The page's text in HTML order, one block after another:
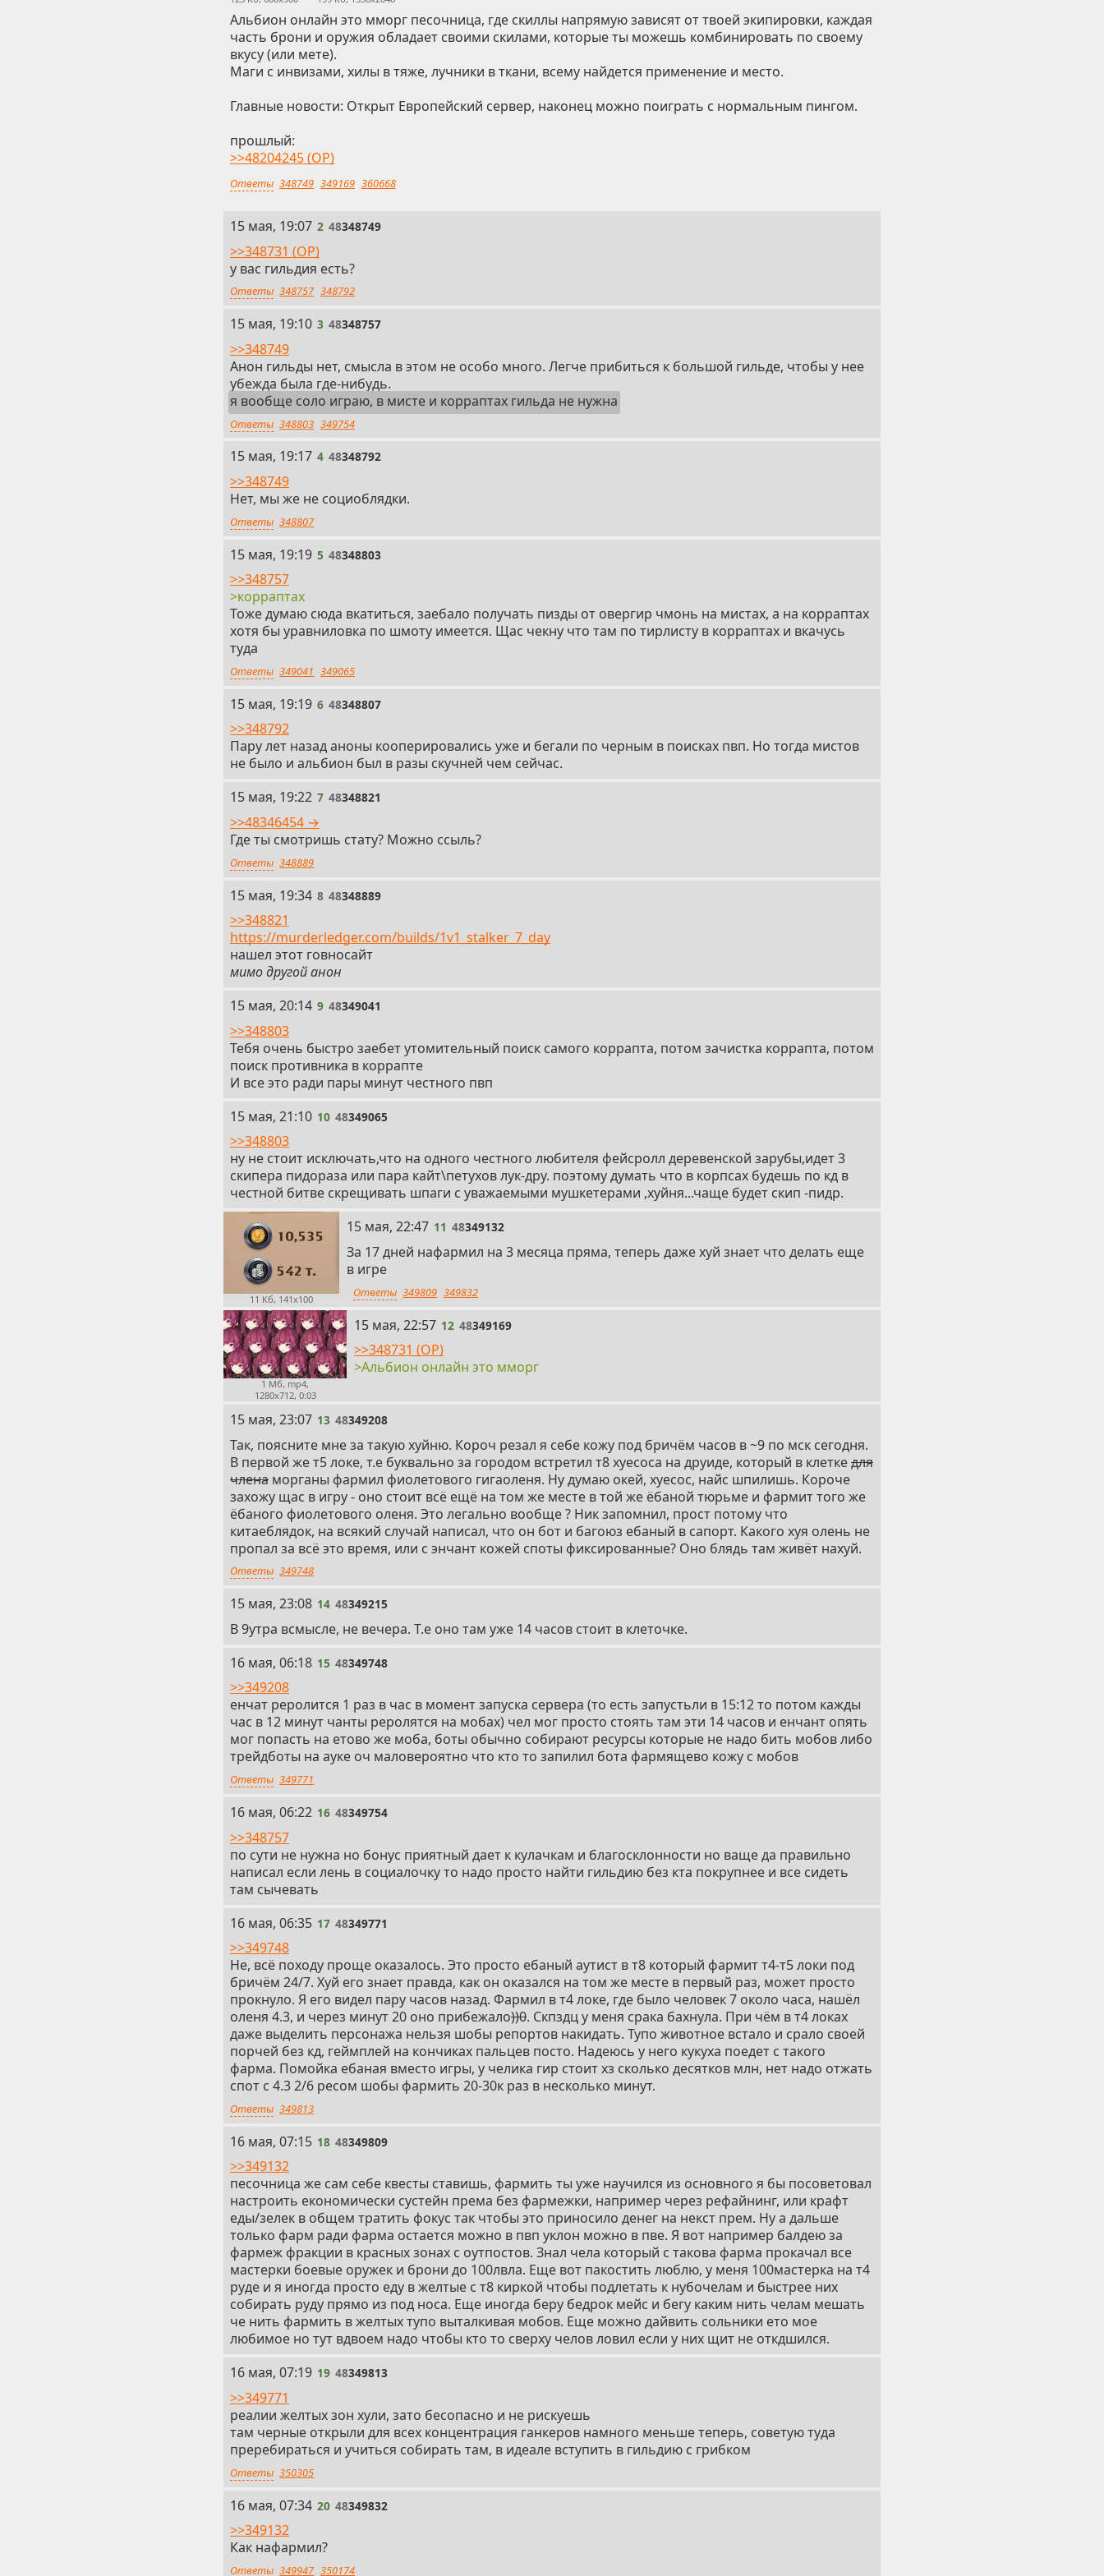
Альбион онлайн это мморг песочница, где скиллы напрямую зависят от твоей экипировки, каждая
часть брони и оружия обладает своими скилами, которые ты можешь комбинировать по своему
вкусу (или мете).
Маги с инвизами, хилы в тяже, лучники в ткани, всему найдется применение и место.
Главные новости: Открыт Европейский сервер, наконец можно поиграть с нормальным пингом.
прошлый:
>>48204245 (OP)
Ответы 348749 349169 360668
2
15 мая, 19:07 2 48348749
>>348731 (OP)
у вас гильдия есть?
Ответы 348757 348792
3
15 мая, 19:10 3 48348757
>>348749
Анон гильды нет, смысла в этом не особо много. Легче прибиться к большой гильде, чтобы у нее
убежда была где-нибудь.
я вообще соло играю, в мисте и корраптах гильда не нужна
Ответы 348803 349754
4
15 мая, 19:17 4 48348792
>>348749
Нет, мы же не социоблядки.
Ответы 348807
5
15 мая, 19:19 5 48348803
>>348757
>корраптах
Тоже думаю сюда вкатиться, заебало получать пизды от овергир чмонь на мистах, а на корраптах
хотя бы уравниловка по шмоту имеется. Щас чекну что там по тирлисту в корраптах и вкачусь
туда
Ответы 349041 349065
6
15 мая, 19:19 6 48348807
>>348792
Пару лет назад аноны кооперировались уже и бегали по черным в поисках пвп. Но тогда мистов
не было и альбион был в разы скучней чем сейчас.
7
15 мая, 19:22 7 48348821
>>48346454 →
Где ты смотришь стату? Можно ссыль?
Ответы 348889
8
15 мая, 19:34 8 48348889
>>348821
https://murderledger.com/builds/1v1_stalker_7_day
нашел этот говносайт
мимо другой анон
9
15 мая, 20:14 9 48349041
>>348803
Тебя очень быстро заебет утомительный поиск самого коррапта, потом зачистка коррапта, потом
поиск противника в коррапте
И все это ради пары минут честного пвп
10
15 мая, 21:10 10 48349065
>>348803
ну не стоит исключать,что на одного честного любителя фейсролл деревенской зарубы,идет 3
скипера пидораза или пара кайт\петухов лук-дру. поэтому думать что в корпсах будешь по кд в
честной битве скрещивать шпаги с уважаемыми мушкетерами ,хуйня...чаще будет скип -пидр.
11 Кб, 141x100
11
15 мая, 22:47 11 48349132
За 17 дней нафармил на 3 месяца пряма, теперь даже хуй знает что делать еще
в игре
Ответы 349809 349832
1 Мб, mp4,
1280x712, 0:03
12
15 мая, 22:57 12 48349169
>>348731 (OP)
>Альбион онлайн это мморг
13
15 мая, 23:07 13 48349208
Так, поясните мне за такую хуйню. Короч резал я себе кожу под бричём часов в ~9 по мск сегодня.
В первой же т5 локе, т.е буквально за городом встретил т8 хуесоса на друиде, который в клеткедля
члена морганы фармил фиолетового гигаоленя. Ну думаю окей, хуесос, найс шпилишь. Короче
захожу щас в игру - оно стоит всё ещё на том же месте в той же ёбаной тюрьме и фармит того же
ёбаного фиолетового оленя. Это легально вообще ? Ник запомнил, прост потому что
китаеблядок, на всякий случай написал, что он бот и багоюз ебаный в сапорт. Какого хуя олень не
пропал за всё это время, или с энчант кожей споты фиксированные? Оно блядь там живёт нахуй.
Ответы 349748
14
15 мая, 23:08 14 48349215
В 9утра всмысле, не вечера. Т.е оно там уже 14 часов стоит в клеточке.
15
16 мая, 06:18 15 48349748
>>349208
енчат реролится 1 раз в час в момент запуска сервера (то есть запустьли в 15:12 то потом кажды
час в 12 минут чанты реролятся на мобах) чел мог просто стоять там эти 14 часов и енчант опять
мог попасть на етово же моба, боты обычно собирают ресурсы которые не надо бить мобов либо
трейдботы на ауке оч маловероятно что кто то запилил бота фармящево кожу с мобов
Ответы 349771
16
16 мая, 06:22 16 48349754
>>348757
по сути не нужна но бонус приятный дает к кулачкам и благосклонности но ваще да правильно
написал если лень в социалочку то надо просто найти гильдию без кта покрупнее и все сидеть
там сычевать
17
16 мая, 06:35 17 48349771
>>349748
Не, всё походу проще оказалось. Это просто ебаный аутист в т8 который фармит т4-т5 локи под
бричём 24/7. Хуй его знает правда, как он оказался на том же месте в первый раз, может просто
прокнуло. Я его видел пару часов назад. Фармил в т4 локе, где было человек 7 около часа, нашёл
оленя 4.3, и через минут 20 оно прибежало))0. Скпздц у меня срака бахнула. При чём в т4 локах
даже выделить персонажа нельзя шобы репортов накидать. Тупо животное встало и срало своей
порчей без кд, геймплей на кончиках пальцев посто. Надеюсь у него кукуха поедет с такого
фарма. Помойка ебаная вместо игры, у челика гир стоит хз сколько десятков млн, нет надо отжать
спот с 4.3 2/6 ресом шобы фармить 20-30к раз в несколько минут.
Ответы 349813
18
16 мая, 07:15 18 48349809
>>349132
песочница же сам себе квесты ставишь, фармить ты уже научился из основного я бы посоветовал
настроить економически сустейн према без фармежки, например через рефайнинг, или крафт
еды/зелек в общем тратить фокус так чтобы это приносило денег на некст прем. Ну а дальше
только фарм ради фарма остается можно в пвп уклон можно в пве. Я вот например балдею за
фармеж фракции в красных зонах с оутпостов. Знал чела который с такова фарма прокачал все
мастерки боевые оружек и брони до 100лвла. Еще вот пакостить люблю, у меня 100мастерка на т4
руде и я иногда просто еду в желтые с т8 киркой чтобы подлетать к нубочелам и быстрее них
собирать руду прямо из под носа. Еще иногда беру бедрок мейс и бегу каким нить челам мешать
че нить фармить в желтых тупо выталкивая мобов. Еще можно дайвить сольники ето мое
любимое но тут вдвоем надо чтобы кто то сверху челов ловил если у них щит не откдшился.
19
16 мая, 07:19 19 48349813
>>349771
реалии желтых зон хули, зато бесопасно и не рискуешь
там черные открыли для всех концентрация ганкеров намного меньше теперь, советую туда
преребираться и учиться собирать там, в идеале вступить в гильдию с грибком
Ответы 350305
20
16 мая, 07:34 20 48349832
>>349132
Как нафармил?
Ответы 349947 350174